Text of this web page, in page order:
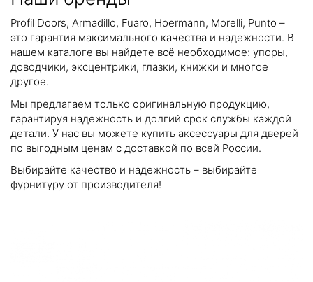
Profil Doors, Armadillo, Fuaro, Hoermann, Morelli, Punto –
это гарантия максимального качества и надежности. В
нашем каталоге вы найдете всё необходимое: упоры,
доводчики, эксцентрики, глазки, книжки и многое
другое.
Мы предлагаем только оригинальную продукцию,
гарантируя надежность и долгий срок службы каждой
детали. У нас вы можете купить аксессуары для дверей
по выгодным ценам с доставкой по всей России.
Выбирайте качество и надежность – выбирайте
фурнитуру от производителя!